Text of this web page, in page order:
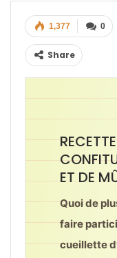
0
1,377
Share
ET DE
Quoi de
faire
cueillette